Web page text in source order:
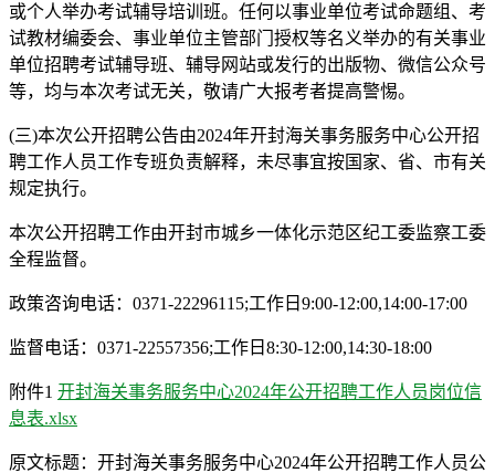
或个人举办考试辅导培训班。任何以事业单位考试命题组、考
试教材编委会、事业单位主管部门授权等名义举办的有关事业
单位招聘考试辅导班、辅导网站或发行的出版物、微信公众号
等，均与本次考试无关，敬请广大报考者提高警惕。
(三)本次公开招聘公告由2024年开封海关事务服务中心公开招
聘工作人员工作专班负责解释，未尽事宜按国家、省、市有关
规定执行。
本次公开招聘工作由开封市城乡一体化示范区纪工委监察工委
全程监督。
政策咨询电话：0371-22296115;工作日9:00-12:00,14:00-17:00
监督电话：0371-22557356;工作日8:30-12:00,14:30-18:00
附件1 开封海关事务服务中心2024年公开招聘工作人员岗位信
息表.xlsx
原文标题：开封海关事务服务中心2024年公开招聘工作人员公